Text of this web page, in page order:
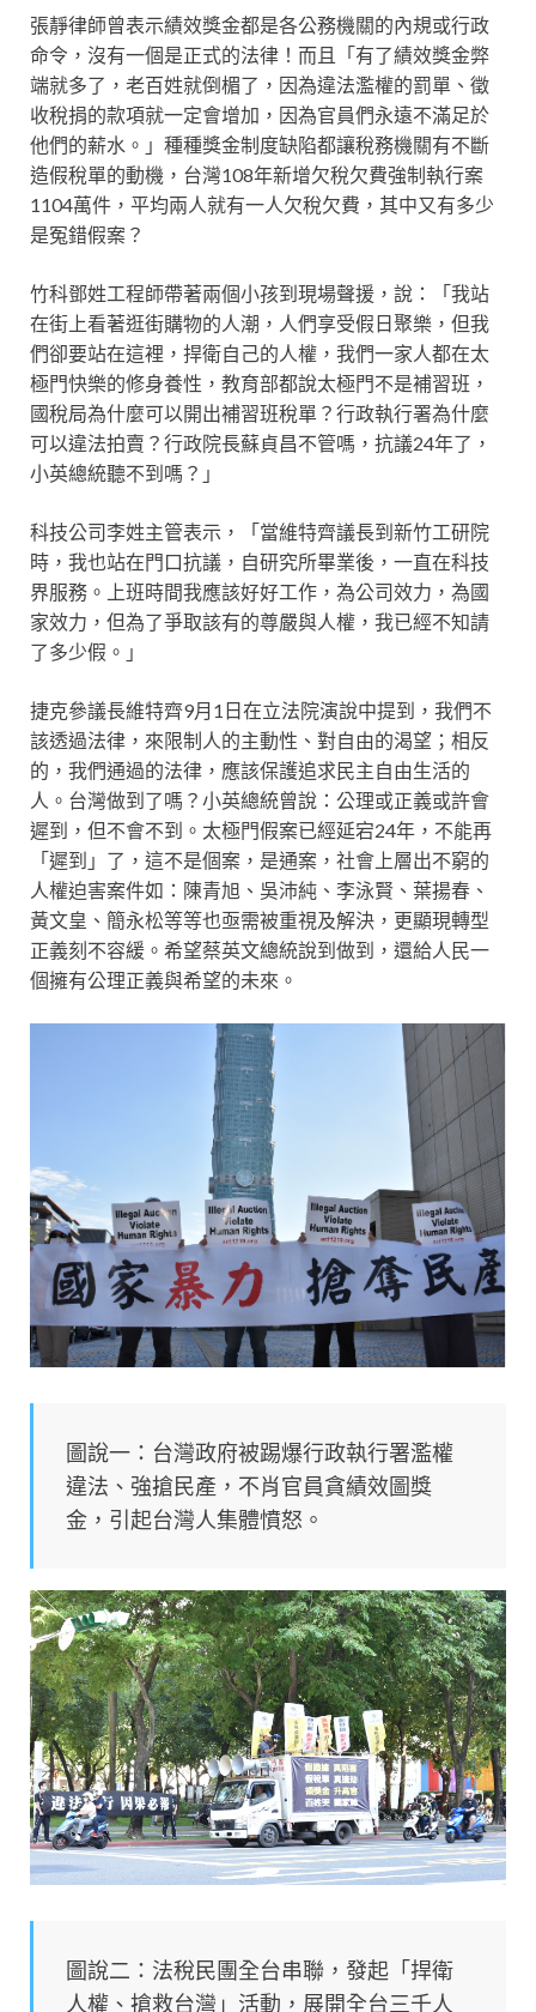
張靜律師曾表示績效獎金都是各公務機關的內規或行政
命令，沒有一個是正式的法律！而且「有了績效獎金弊
端就多了，老百姓就倒楣了，因為違法濫權的罰單、徵
收稅捐的款項就一定會增加，因為官員們永遠不滿足於
他們的薪水。」種種獎金制度缺陷都讓稅務機關有不斷
造假稅單的動機，台灣108年新增欠稅欠費強制執行案
1104萬件，平均兩人就有一人欠稅欠費，其中又有多少
是冤錯假案？
竹科鄧姓工程師帶著兩個小孩到現場聲援，說：「我站
在街上看著逛街購物的人潮，人們享受假日聚樂，但我
們卻要站在這裡，捍衛自己的人權，我們一家人都在太
極門快樂的修身養性，教育部都說太極門不是補習班，
國稅局為什麼可以開出補習班稅單？行政執行署為什麼
可以違法拍賣？行政院長蘇貞昌不管嗎，抗議24年了，
小英總統聽不到嗎？」
科技公司李姓主管表示，「當維特齊議長到新竹工研院
時，我也站在門口抗議，自研究所畢業後，一直在科技
界服務。上班時間我應該好好工作，為公司效力，為國
家效力，但為了爭取該有的尊嚴與人權，我已經不知請
了多少假。」
捷克參議長維特齊9月1日在立法院演說中提到，我們不
該透過法律，來限制人的主動性、對自由的渴望；相反
的，我們通過的法律，應該保護追求民主自由生活的
人。台灣做到了嗎？小英總統曾說：公理或正義或許會
遲到，但不會不到。太極門假案已經延宕24年，不能再
「遲到」了，這不是個案，是通案，社會上層出不窮的
人權迫害案件如：陳青旭、吳沛純、李泳賢、葉揚春、
黃文皇、簡永松等等也亟需被重視及解決，更顯現轉型
正義刻不容緩。希望蔡英文總統說到做到，還給人民一
個擁有公理正義與希望的未來。
圖說一：台灣政府被踢爆行政執行署濫權
違法、強搶民產，不肖官員貪績效圖獎
金，引起台灣人集體憤怒。
圖說二：法稅民團全台串聯，發起「捍衛
人權、搶救台灣」活動，展開全台三千人